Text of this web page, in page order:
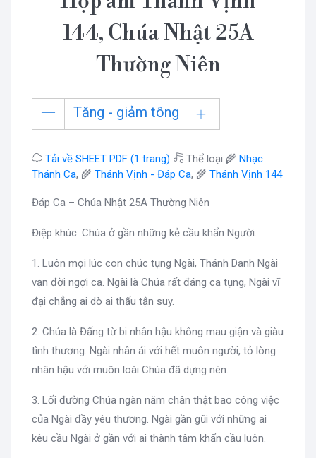
144, Chúa Nhật 25A
Thường Niên
Tăng - giảm tông
Tải về SHEET PDF (1 trang) Thể loại 🌾 Nhạc
Thánh Ca, 🌾 Thánh Vịnh - Đáp Ca, 🌾 Thánh Vịnh 144
Đáp Ca – Chúa Nhật 25A Thường Niên
Điệp khúc: Chúa ở gần những kẻ cầu khẩn Người.
1. Luôn mọi lúc con chúc tụng Ngài, Thánh Danh Ngài
vạn đời ngợi ca. Ngài là Chúa rất đáng ca tụng, Ngài vĩ
đại chẳng ai dò ai thấu tận suy.
2. Chúa là Đấng từ bi nhân hậu không mau giận và giàu
tình thương. Ngài nhân ái với hết muôn người, tỏ lòng
nhân hậu với muôn loài Chúa đã dựng nên.
3. Lối đường Chúa ngàn năm chân thật bao công việc
của Ngài đầy yêu thương. Ngài gần gũi với những ai
kêu cầu Ngài ở gần với ai thành tâm khẩn cầu luôn.